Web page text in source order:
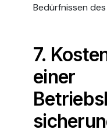
Bedürfnissen
7.
einer